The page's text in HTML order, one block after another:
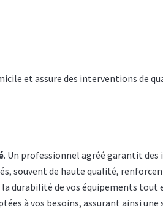
et assure des interventions de
. Un professionnel agréé garantit
souvent de haute qualité,
durabilité de vos équipements tout
à vos besoins, assurant ainsi